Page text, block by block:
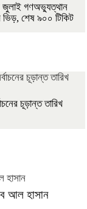
জুলাই গণঅভ্যুত্থান
ভিড়, শেষ ৯০০ টিকিট
চূড়ান্ত তারিখ
আল হাসান